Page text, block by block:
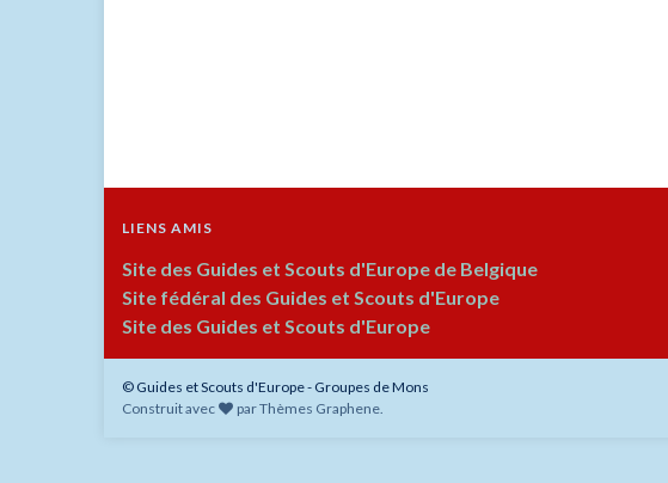
LIENS AMIS
Site des Guides et Scouts d'Europe de Belgique
Site fédéral des Guides et Scouts d'Europe
Site des Guides et Scouts d'Europe
© Guides et Scouts d'Europe - Groupes de Mons
Construit avec
parThèmes Graphene.